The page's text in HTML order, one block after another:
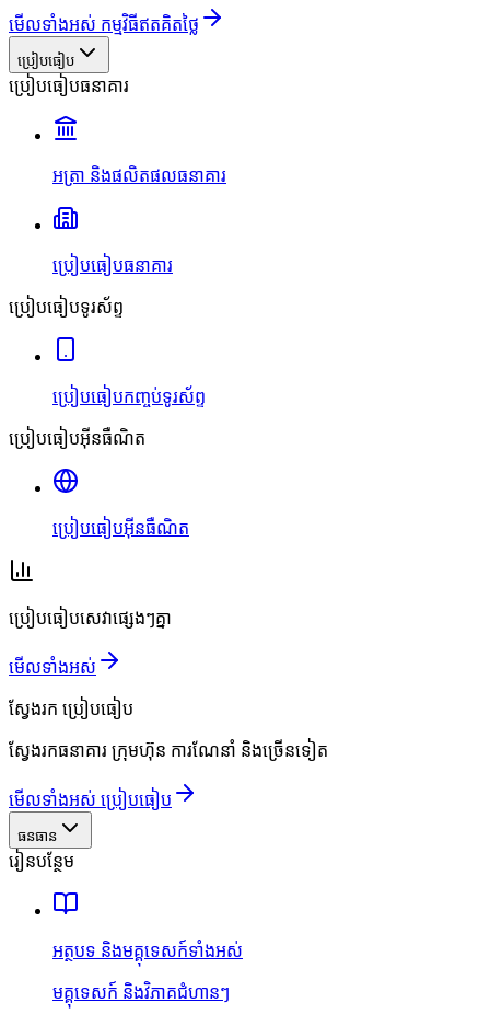
មើលទាំងអស់ កម្មវិធីឥតគិតថ្លៃ
ប្រៀបធៀប
ប្រៀបធៀបធនាគារ
អត្រា និងផលិតផលធនាគារ
ប្រៀបធៀបធនាគារ
ប្រៀបធៀបទូរស័ព្ទ
ប្រៀបធៀបកញ្ចប់ទូរស័ព្ទ
ប្រៀបធៀបអ៊ីនធឺណិត
ប្រៀបធៀបអ៊ីនធឺណិត
ប្រៀបធៀបសេវាផ្សេងៗគ្នា
មើលទាំងអស់
ស្វែងរក ប្រៀបធៀប
ស្វែងរកធនាគារ ក្រុមហ៊ុន ការណែនាំ និងច្រើនទៀត
មើលទាំងអស់ ប្រៀបធៀប
ធនធាន
រៀនបន្ថែម
អត្ថបទ និងមគ្គុទេសក៍ទាំងអស់
មគ្គុទេសក៍ និងវិភាគជំហានៗ